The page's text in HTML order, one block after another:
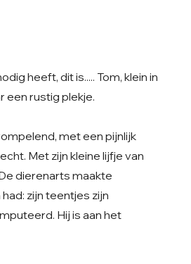
heeft, dit is..... Tom, klein in
een rustig plekje.
met een pijnlijk
Met zijn kleine lijfje van
dierenarts maakte
zijn teentjes zijn
Hij is aan het